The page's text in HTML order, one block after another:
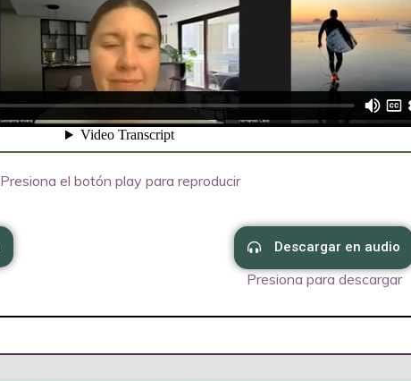
Presiona el botón play para reproducir
Descargar en audio
Presiona para descargar